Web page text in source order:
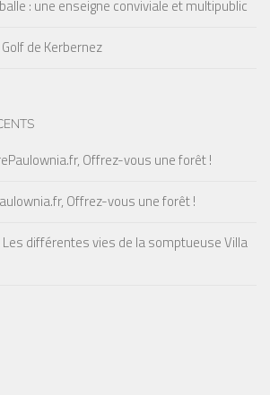
: une enseigne conviviale et multipublic
de Kerbernez
Offrez-vous une forêt !
Offrez-vous une forêt !
Les différentes vies de la somptueuse Villa